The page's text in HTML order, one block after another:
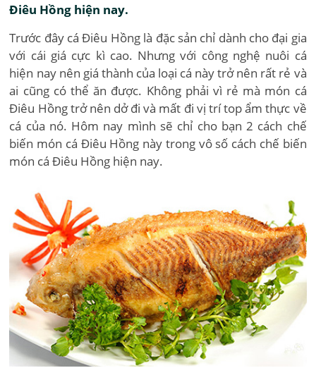
Điêu Hồng hiện nay.
Trước đây cá Điêu Hồng là đặc sản chỉ dành cho đại gia
với cái giá cực kì cao. Nhưng với công nghệ nuôi cá
hiện nay nên giá thành của loại cá này trở nên rất rẻ và
ai cũng có thể ăn được. Không phải vì rẻ mà món cá
Điêu Hồng trở nên dở đi và mất đi vị trí top ẩm thực về
cá của nó. Hôm nay mình sẽ chỉ cho bạn 2 cách chế
biến món cá Điêu Hồng này trong vô số cách chế biến
món cá Điêu Hồng hiện nay.